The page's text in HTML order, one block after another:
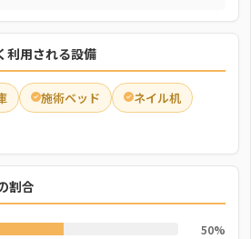
利用される設備
施術ベッド
ネイル机
割合
50%